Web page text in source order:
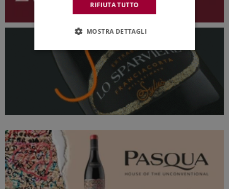
RIFIUTA TUTTO
MOSTRA DETTAGLI